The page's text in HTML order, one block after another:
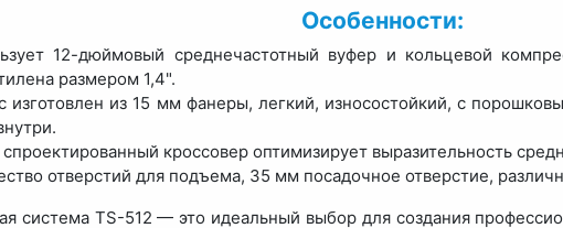
Особенности:
12-дюймовый среднечастотный вуфер и кольцевой
размером 1,4".
изготовлен из 15 мм фанеры, легкий, износостойкий, с
кроссовер оптимизирует выразительность
отверстий для подъема, 35 мм посадочное отверстие,
система TS-512 — это идеальный выбор для создания